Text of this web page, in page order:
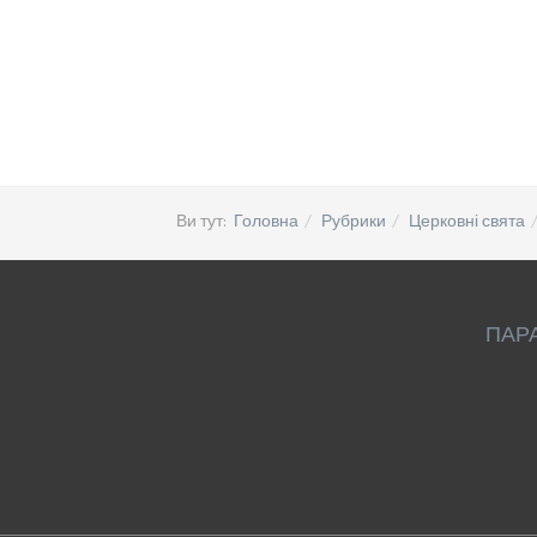
Ви тут: Головна Рубрики Церковні свята